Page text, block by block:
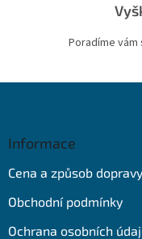
Poradíme
Informace
Cena a způsob dopravy
Obchodní podmínky
Ochrana osobních